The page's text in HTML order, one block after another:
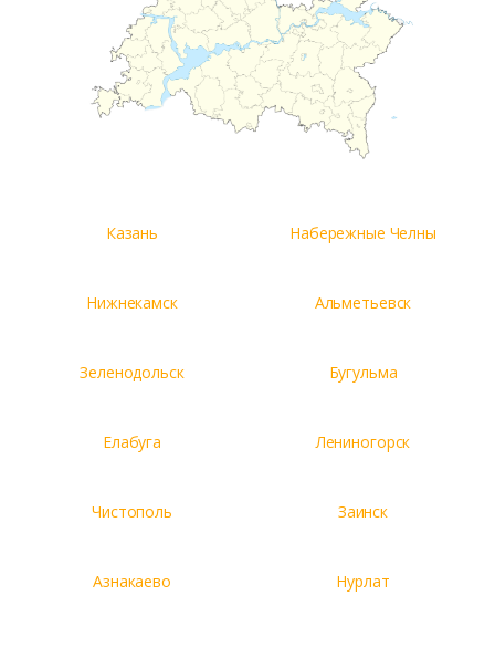
Казань Набережные Челны
Нижнекамск Альметьевск
Зеленодольск Бугульма
Елабуга Лениногорск
Чистополь Заинск
Азнакаево Нурлат